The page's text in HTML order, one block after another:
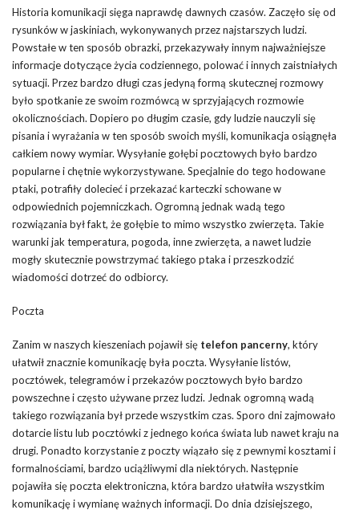
Historia komunikacji sięga naprawdę dawnych czasów. Zaczęło się od
rysunków w jaskiniach, wykonywanych przez najstarszych ludzi.
Powstałe w ten sposób obrazki, przekazywały innym najważniejsze
informacje dotyczące życia codziennego, polować i innych zaistniałych
sytuacji. Przez bardzo długi czas jedyną formą skutecznej rozmowy
było spotkanie ze swoim rozmówcą w sprzyjających rozmowie
okolicznościach. Dopiero po długim czasie, gdy ludzie nauczyli się
pisania i wyrażania w ten sposób swoich myśli, komunikacja osiągnęła
całkiem nowy wymiar. Wysyłanie gołębi pocztowych było bardzo
popularne i chętnie wykorzystywane. Specjalnie do tego hodowane
ptaki, potrafiły dolecieć i przekazać karteczki schowane w
odpowiednich pojemniczkach. Ogromną jednak wadą tego
rozwiązania był fakt, że gołębie to mimo wszystko zwierzęta. Takie
warunki jak temperatura, pogoda, inne zwierzęta, a nawet ludzie
mogły skutecznie powstrzymać takiego ptaka i przeszkodzić
wiadomości dotrzeć do odbiorcy.
Poczta
Zanim w naszych kieszeniach pojawił się telefon pancerny, który
ułatwił znacznie komunikację była poczta. Wysyłanie listów,
pocztówek, telegramów i przekazów pocztowych było bardzo
powszechne i często używane przez ludzi. Jednak ogromną wadą
takiego rozwiązania był przede wszystkim czas. Sporo dni zajmowało
dotarcie listu lub pocztówki z jednego końca świata lub nawet kraju na
drugi. Ponadto korzystanie z poczty wiązało się z pewnymi kosztami i
formalnościami, bardzo uciążliwymi dla niektórych. Następnie
pojawiła się poczta elektroniczna, która bardzo ułatwiła wszystkim
komunikację i wymianę ważnych informacji. Do dnia dzisiejszego,